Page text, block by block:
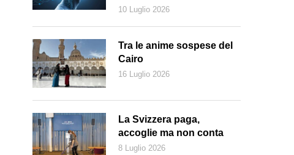
10 Luglio 2026
Tra le anime sospese del
Cairo
16 Luglio 2026
La Svizzera paga,
accoglie ma non conta
8 Luglio 2026